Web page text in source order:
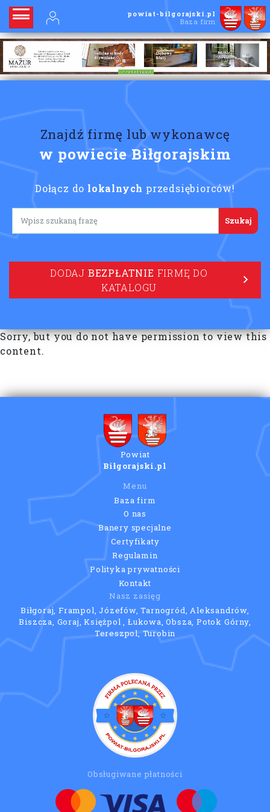
powiat-bilgorajski.pl
Baza firm
Znajdź firmę lub wykonawcę
w powiecie Biłgorajskim
Dołącz do lokalnych przedsiębiorców!
DODAJ BEZPŁATNIE FIRMĘ DO
KATALOGU
Sorry, but you do not have permission to view this
content.
Powiat
Biłgorajski.pl
Menu
Baza firm
O nas
Banery specjalne
Certyfikaty
Regulamin
Polityka prywatności
Kontakt
Nasz zasięg
Biłgoraj, Frampol, Józefów, Tarnogród, Aleksandrów,
Biszcza, Goraj, Księżpol , Łukowa, Obsza, Potok Górny,
Tereszpol, Turobin
Obsługiwane płatności